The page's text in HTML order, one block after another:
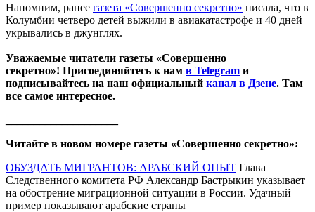
Напомним, ранее газета «Совершенно секретно» писала, что в
Колумбии четверо детей выжили в авиакатастрофе и 40 дней
укрывались в джунглях.
Уважаемые читатели газеты «Совершенно
секретно»! Присоединяйтесь к нам в Telegram и
подписывайтесь на наш официальный канал в Дзене. Там
все самое интересное.
Читайте в новом номере газеты «Совершенно секретно»:
ОБУЗДАТЬ МИГРАНТОВ: АРАБСКИЙ ОПЫТ Глава
Следственного комитета РФ Александр Бастрыкин указывает
на обострение миграционной ситуации в России. Удачный
пример показывают арабские страны